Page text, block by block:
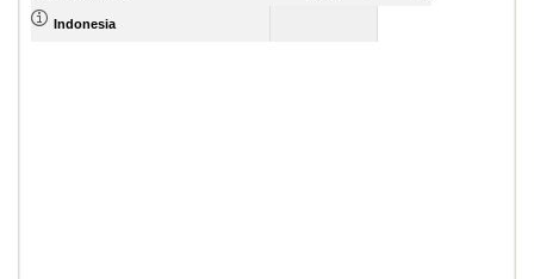
Indonesia